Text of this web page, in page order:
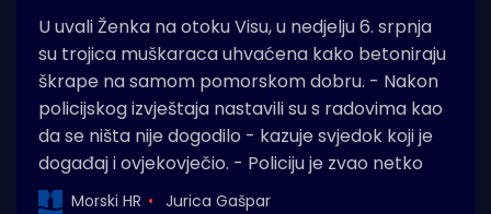
U uvali Ženka na otoku Visu, u nedjelju 6. srpnja
su trojica muškaraca uhvaćena kako betoniraju
škrape na samom pomorskom dobru. - Nakon
policijskog izvještaja nastavili su s radovima kao
da se ništa nije dogodilo - kazuje svjedok koji je
događaj i ovjekovječio. - Policiju je zvao netko
Morski HR Jurica Gašpar